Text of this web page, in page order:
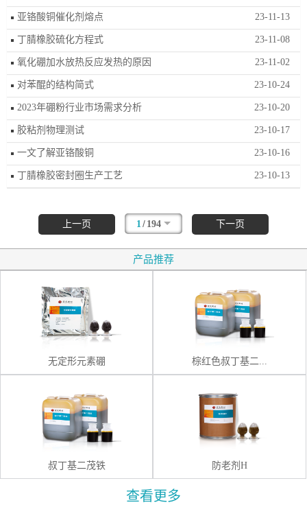
亚铬酸铜催化剂熔点 23-11-13
丁腈橡胶硫化方程式 23-11-08
氧化硼加水放热反应发热的原因 23-11-02
对苯醌的结构简式 23-10-24
2023年硼粉行业市场需求分析 23-10-20
胶粘剂物理测试 23-10-17
一文了解亚铬酸铜 23-10-16
丁腈橡胶密封圈生产工艺 23-10-13
上一页 1 / 194 下一页
产品推荐
无定形元素硼 棕红色叔丁基二...
叔丁基二茂铁 防老剂H
查看更多